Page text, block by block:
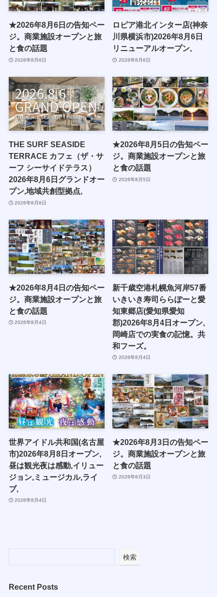
★2026年8月6日の告知ペー
ジ。商業施設オープンと旅
と食の話題
2026年8月6日
ロピア港北インター店(神奈
川県横浜市)2026年8月6日
リニューアルオープン,
2026年8月6日
THE SURF SEASIDE
TERRACE カフェ（ザ・サ
ーフ シーサイドテラス）
2026年8月6日グランドオー
プン,地域共創型拠点,
2026年8月6日
★2026年8月5日の告知ペー
ジ。商業施設オープンと旅
と食の話題
2026年8月5日
★2026年8月4日の告知ペー
ジ。商業施設オープンと旅
と食の話題
2026年8月4日
新千歳空港札幌魚河岸57番
いきいき寿司ららぽーと愛
知東郷店(愛知県愛知
郡)2026年8月4日オープン,
岡崎店での実食の記憶。共
和フーズ。
2026年8月4日
世界アイドル共和国(名古屋
市)2026年8月8日オープン,
昼は観光夜は感動,イリュー
ジョン,ミュージカル,ライ
ブ,
2026年8月4日
★2026年8月3日の告知ペー
ジ。商業施設オープンと旅
と食の話題
2026年8月3日
検索
Recent Posts